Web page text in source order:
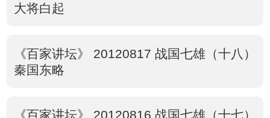
大将白起
《百家讲坛》 20120817 战国七雄（十八）
秦国东略
《百家讲坛》 20120816 战国七雄（十七）